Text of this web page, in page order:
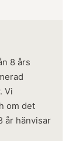
8 års
Vi
om det
år hänvisar